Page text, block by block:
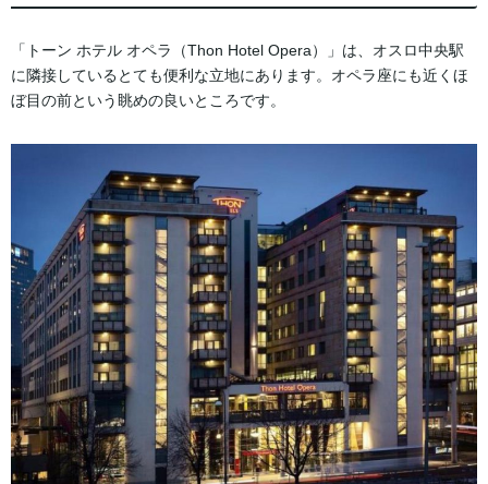
「トーン ホテル オペラ（Thon Hotel Opera）」は、オスロ中央駅
に隣接しているとても便利な立地にあります。オペラ座にも近くほ
ぼ目の前という眺めの良いところです。